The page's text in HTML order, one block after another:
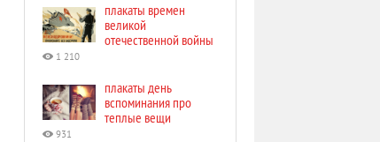
плакаты времен
великой
отечественной войны
1 210
плакаты день
вспоминания про
теплые вещи
931